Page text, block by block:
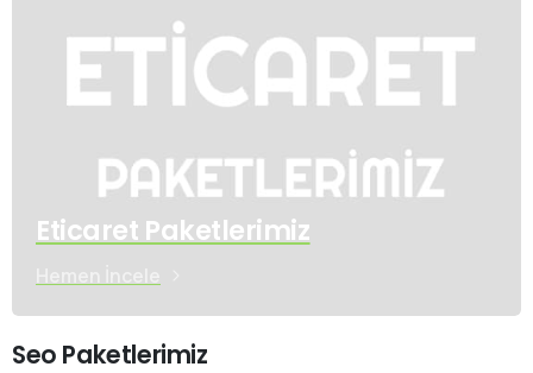
Eticaret Paketlerimiz
Seo Paketlerimiz